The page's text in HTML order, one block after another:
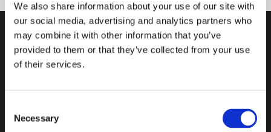
We also share information about your use of our site with
our social media, advertising and analytics partners who
may combine it with other information that you’ve
provided to them or that they’ve collected from your use
of their services.
Selection
Necessary
ENTRA A FAR PARTE DELLA
NOSTRA COMMUNITY!